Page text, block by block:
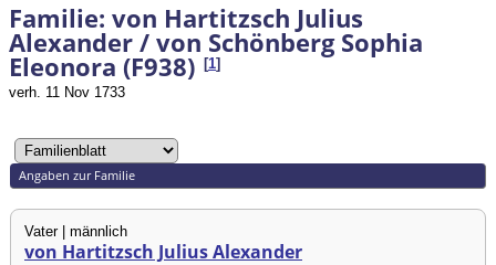
Familie: von Hartitzsch Julius
Alexander / von Schönberg Sophia
Eleonora (F938) [1]
verh. 11 Nov 1733
Angaben zur Familie
Vater | männlich
von Hartitzsch Julius Alexander